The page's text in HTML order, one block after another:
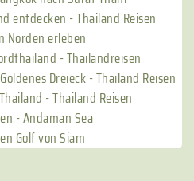
entdecken - Thailand Reisen
Norden erleben
- Thailandreisen
Dreieck - Thailand Reisen
- Thailand Reisen
- Andaman Sea
Golf von Siam